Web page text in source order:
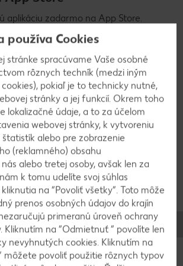
aplikáciu zadarmo na App Store.
Stiahnuť
týkajúce sa
pokladničného
nájdete odpovede!
V sekcii „Zákaznícky servis“ sme pre
kladené otázky spolu s našimi
používa Cookies
stránke spracúvame Vaše osobné
rôznych techník (medzi iným
pokiaľ je to technicky nutné,
stránky a jej funkcií. Okrem toho
lokalizačné údaje, a to za účelom
webovej stránky, k vytvoreniu
alebo pre zobrazenie
(reklamného) obsahu
alebo tretej osoby, avšak len za
k tomu udelíte svoj súhlas
na “Povoliť všetky”. Toto môže
prenos osobných údajov do krajín
primeranú úroveň ochrany
Kliknutím na “Odmietnuť ” povolíte len
nevyhnutých cookies. Kliknutím na
môžete povoliť použitie rôznych typov